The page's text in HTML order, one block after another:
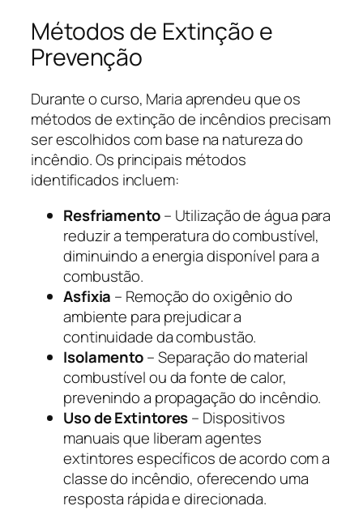
Métodos de Extinção e
Prevenção
Durante o curso, Maria aprendeu que os
métodos de extinção de incêndios precisam
ser escolhidos com base na natureza do
incêndio. Os principais métodos
identificados incluem:
Resfriamento– Utilização de água para
reduzir a temperatura do combustível,
diminuindo a energia disponível para a
combustão.
Asfixia – Remoção do oxigênio do
ambiente para prejudicar a
continuidade da combustão.
Isolamento– Separação do material
combustível ou da fonte de calor,
prevenindo a propagação do incêndio.
Uso de Extintores– Dispositivos
manuais que liberam agentes
extintores específicos de acordo com a
classe do incêndio, oferecendo uma
resposta rápida e direcionada.